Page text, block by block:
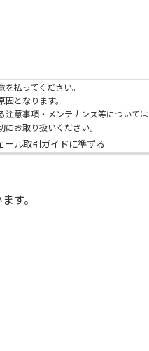
払ってください。
となります。
注意事項・メンテナンス等については
お取り扱いください。
ル取引ガイドに準ずる
す。